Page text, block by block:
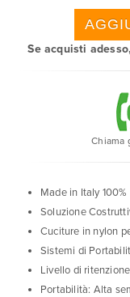
Se acquisti
Chiama
Made in Italy 100%
Soluzione
Cuciture in nylon
Sistemi di
Livello di ritenzione
Portabilità: Alta